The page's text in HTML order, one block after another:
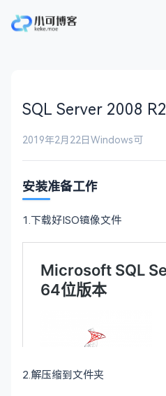
SQL Server 2008
2019年2月22日Windows可
安装准备工作
1.下载好ISO镜像文件
2.解压缩到文件夹